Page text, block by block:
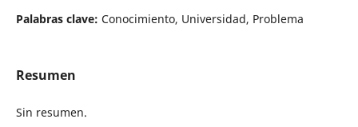
Palabras clave: Conocimiento, Universidad, Problema
Resumen
Sin resumen.